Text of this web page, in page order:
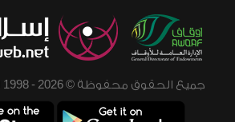
جميع الحقوق محفوظة © 2026 - 1998 لشبكة إسلام ويب